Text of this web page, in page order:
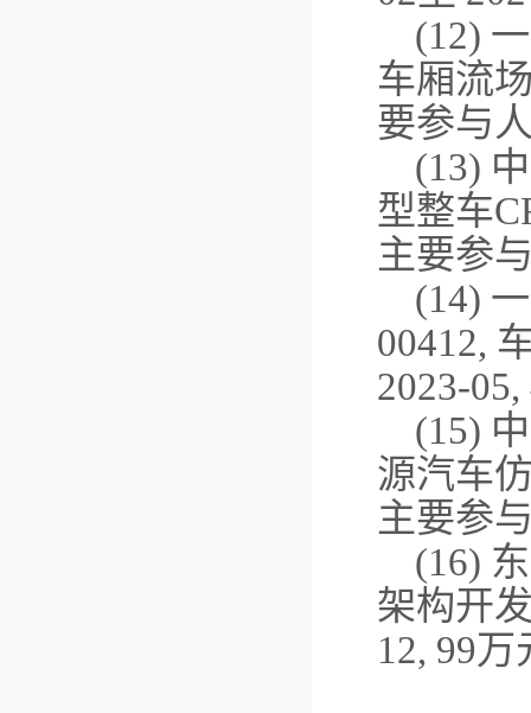
(12)
车厢流
要参与
(13)
型整车
主要参
(14)
00412,
2023-05,
(15)
源汽车
主要参
(16)
架构开
12, 99万